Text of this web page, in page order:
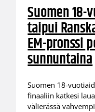
Suomen
taipui
EM-pronssi
sunnuntaina
Suomen 18-
finaaliin katkesi
välierässä